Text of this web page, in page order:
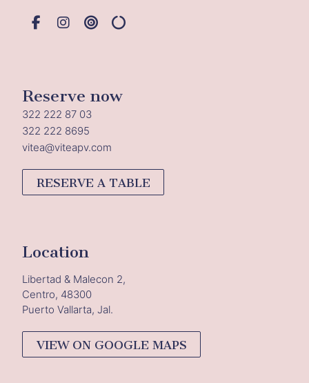
Reserve now
322 222 87 03
322 222 8695
vitea@viteapv.com
RESERVE A TABLE
Location
Libertad & Malecon 2,
Centro, 48300
Puerto Vallarta, Jal.
VIEW ON GOOGLE MAPS